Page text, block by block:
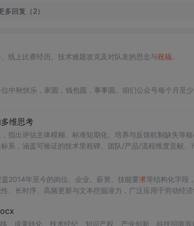
多回复（2）
线上比赛经历、技术难题攻克及对队友的思念与祝福
中秋快乐，家圆，钱包圆，事事圆。咱们公众号每个月至
维思考
出评估主体模糊、标准短期化、培养与反馈机制缺失等核
系，涵盖可验证的技术里程碑、团队/产品/流程维度贡献、
2014年至今的岗位、企业、薪资、技能要求等结构化字段
、长时序、高频更新与文本挖掘潜力，广泛应用于劳动经济
成果转化、技术经纪、知识产权、产业创新、科技招商等